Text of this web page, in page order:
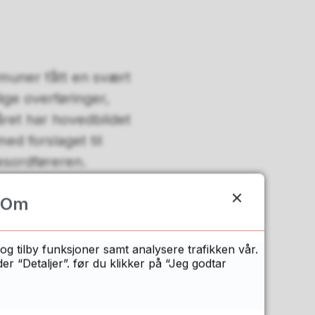
fått en svært
overføringer,
har hovedbildet
forslaget til
inntekter på 3,5 til
kroner, justert
og 20
lønns- og
Om
tilby funksjoner samt analysere trafikken vår.
“Detaljer”. før du klikker på “Jeg godtar